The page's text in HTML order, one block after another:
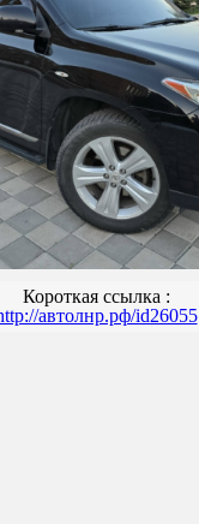
Короткая ссылка :
автолнр.рф/id26055